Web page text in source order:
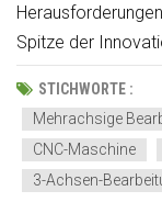
Spitze der
STICHWORTE :
Mehrachsige
CNC-Maschine
3-Achsen-